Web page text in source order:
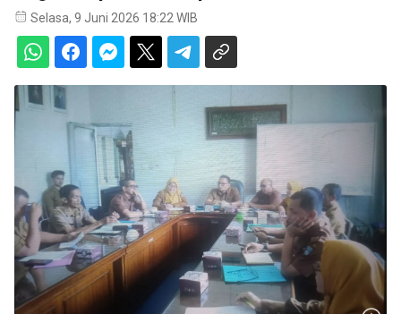
Selasa, 9 Juni 2026 18:22 WIB